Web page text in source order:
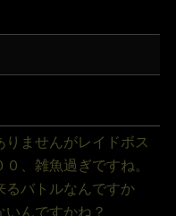
ませんがレイドボス
、雑魚過ぎですね。
るバトルなんですか
んですかね？